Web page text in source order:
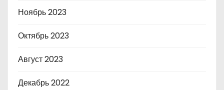
Ноябрь 2023
Октябрь 2023
Август 2023
Декабрь 2022